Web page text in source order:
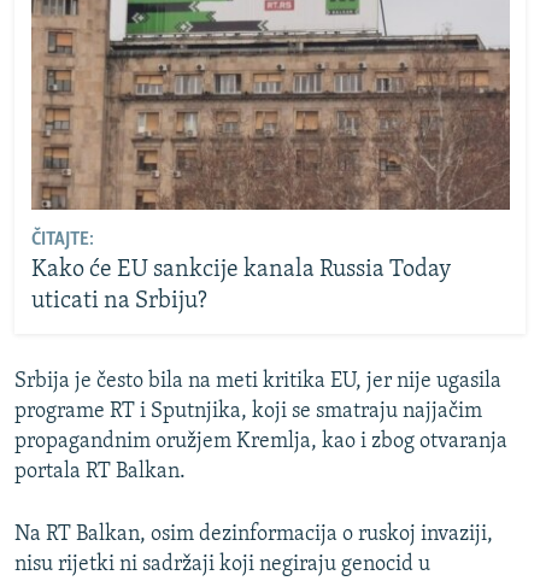
ČITAJTE:
Kako će EU sankcije kanala Russia Today
uticati na Srbiju?
Srbija je često bila na meti kritika EU, jer nije ugasila
programe RT i Sputnjika, koji se smatraju najjačim
propagandnim oružjem Kremlja, kao i zbog otvaranja
portala RT Balkan.
Na RT Balkan, osim dezinformacija o ruskoj invaziji,
nisu rijetki ni sadržaji koji negiraju genocid u